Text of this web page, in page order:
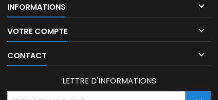
INFORMATIONS 
VOTRE COMPTE 
CONTACT 
LETTRE D'INFORMATIONS